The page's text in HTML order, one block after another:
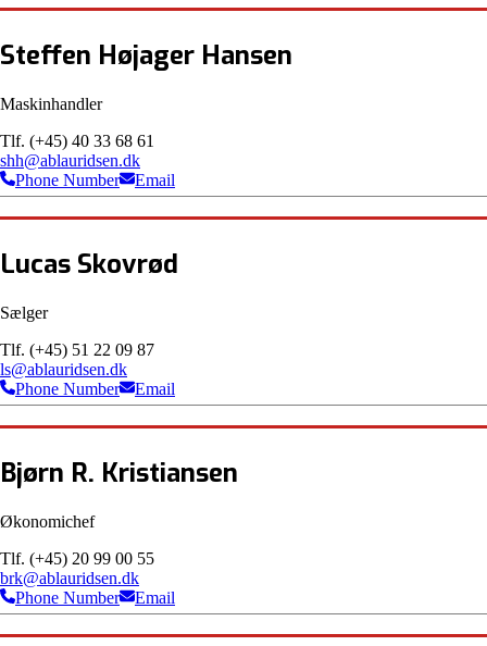
Steffen Højager Hansen
Maskinhandler
Tlf. (+45) 40 33 68 61
shh@ablauridsen.dk
Phone Number
Email
Lucas Skovrød
Sælger
Tlf. (+45) 51 22 09 87
ls@ablauridsen.dk
Phone Number
Email
Bjørn R. Kristiansen
Økonomichef
Tlf. (+45) 20 99 00 55
brk@ablauridsen.dk
Phone Number
Email